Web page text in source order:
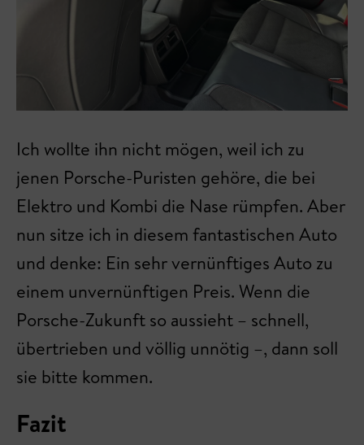
Ich wollte ihn nicht mögen, weil ich zu
jenen Porsche-Puristen gehöre, die bei
Elektro und Kombi die Nase rümpfen. Aber
nun sitze ich in diesem fantastischen Auto
und denke: Ein sehr vernünftiges Auto zu
einem unvernünftigen Preis. Wenn die
Porsche-Zukunft so aussieht – schnell,
übertrieben und völlig unnötig –, dann soll
sie bitte kommen.
Fazit